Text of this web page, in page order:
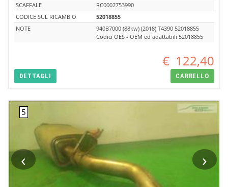
SCAFFALE
RC0002753990
CODICE SUL RICAMBIO
52018855
NOTE
940B7000 (88kw) (2018) T4390 52018855
Codici OES - OEM ed adattabili 52018855
€ 122,40
DETTAGLI CARRELLO
‹ ›